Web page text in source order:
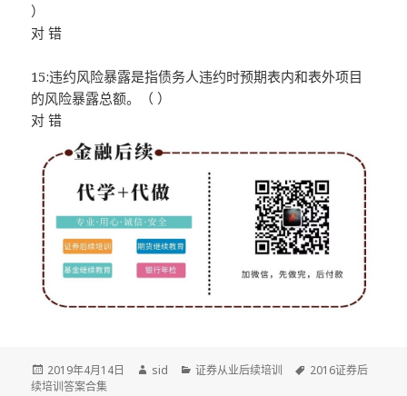
）
对 错
15:违约风险暴露是指债务人违约时预期表内和表外项目
的风险暴露总额。（ ）
对 错
发
布
2019年4月14日
作
sid
分
证券从业后续培训
标
2016证券后
续培训答案合集